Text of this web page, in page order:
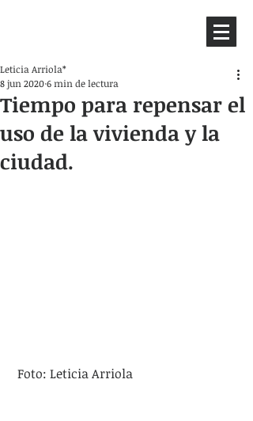
Tiempo para repensar el
uso de la vivienda y la
ciudad.
Leticia Arriola*
8 jun 20206 min de lectura
Foto: Leticia Arriola